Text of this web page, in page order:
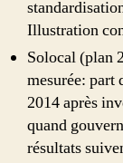
Illustration
Solocal (plan
mesurée: part
2014 après
quand
résultats